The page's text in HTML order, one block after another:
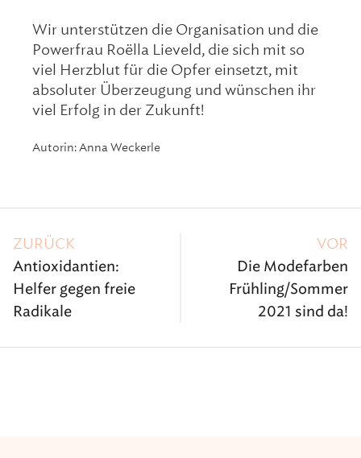
Wir unterstützen die Organisation und die
Powerfrau Roëlla Lieveld, die sich mit so
viel Herzblut für die Opfer einsetzt, mit
absoluter Überzeugung und wünschen ihr
viel Erfolg in der Zukunft!
Autorin: Anna Weckerle
ZURÜCK
Antioxidantien:
Helfer gegen freie
Radikale
VOR
Die Modefarben
Frühling/Sommer
2021 sind da!